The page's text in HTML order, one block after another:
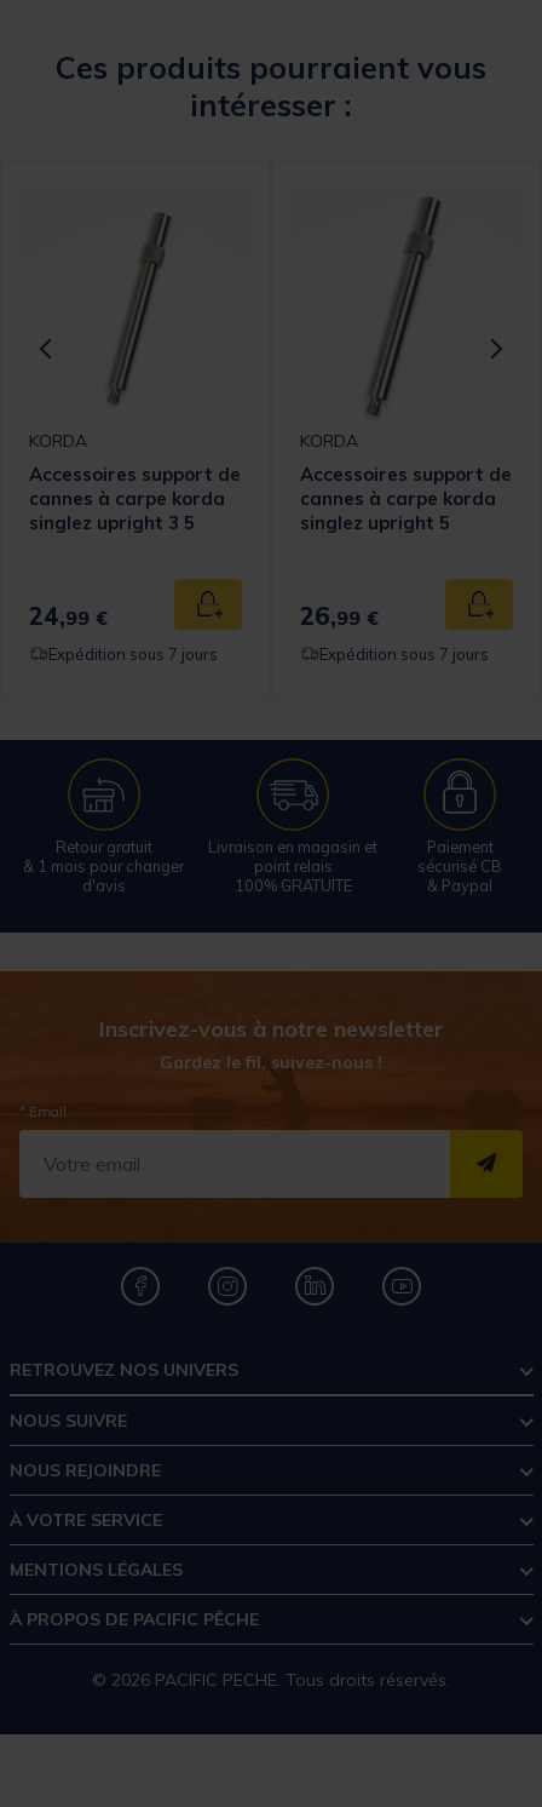
Ces produits pourraient vous
intéresser :
panier
KORDA
Accessoires support de
cannes à carpe korda
singlez upright 3 5
24,99 € Ajouter au panier
Expédition sous 7 jours
KORDA
Accessoires support de
cannes à carpe korda
singlez upright 5
26,99 €
Expédition sous 7 jours
Retour gratuit
& 1 mois pour changer
d'avis
Livraison en magasin et
point relais
100% GRATUITE
Paiement
sécurisé CB
& Paypal
Inscrivez-vous à notre newsletter
Gardez le fil, suivez-nous !
* Email
RETROUVEZ NOS UNIVERS
NOUS SUIVRE
NOUS REJOINDRE
À VOTRE SERVICE
MENTIONS LÉGALES
À PROPOS DE PACIFIC PÊCHE
© 2026 PACIFIC PECHE. Tous droits réservés.